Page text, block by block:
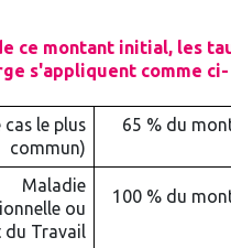
ce montant initial, les
s'appliquent comme ci-
le plus
commun)
65 % du
Maladie
ou
du Travail
100 % du